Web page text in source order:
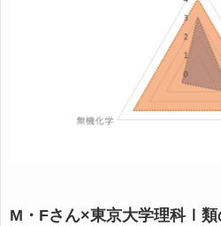
M・Fさん×東京大学理科Ⅰ類